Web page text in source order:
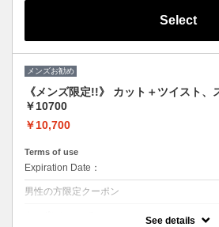
※ツイスト、スパ
Select
メンズお勧め
《メンズ限定!!》 カット＋ツイスト、
￥10700
￥10,700
Terms of use
Expiration Date：
男性の方限定クーポン
See details